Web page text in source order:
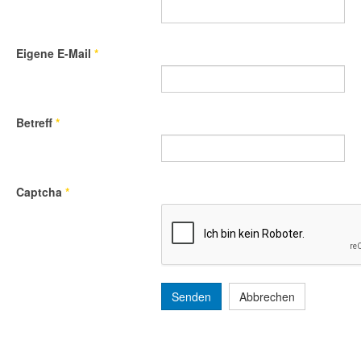
Eigene E-Mail *
Betreff *
Captcha *
Senden Abbrechen